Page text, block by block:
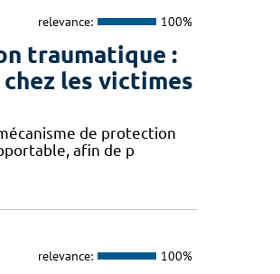
relevance: 100%
traumatique :
chez les victimes
de protection
afin de p
relevance: 100%